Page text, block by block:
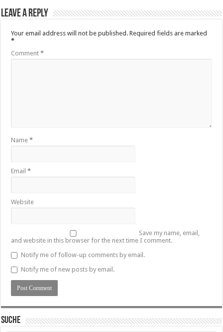
Leave a Reply
Your email address will not be published. Required fields are marked
*
Comment*
Name*
Email*
Website
Save my name, email,
and website in this browser for the next time I comment.
Notify me of follow-up comments by email.
Notify me of new posts by email.
SUCHE